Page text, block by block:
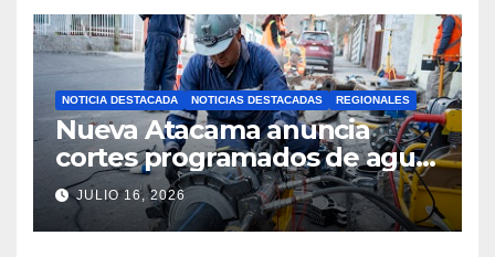
NOTICIA DESTACADA NOTICIAS DESTACADAS REGIONALES
Nueva Atacama anuncia
cortes programados de agua
potable en Copiapó y
Caldera: revisa fechas,
horarios y sectores
JULIO 16, 2026